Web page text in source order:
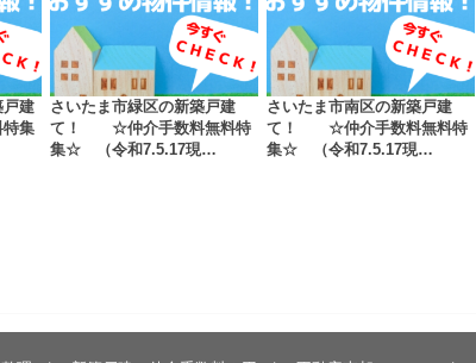
戸建
集
さいたま市緑区の新築戸建
て！ ☆仲介手数料無料特
集☆ （令和7.5.17現…
さいたま市南区の新築戸建
て！ ☆仲介手数料無料特
集☆ （令和7.5.17現…